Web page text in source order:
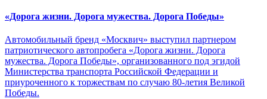
«Дорога жизни. Дорога мужества. Дорога Победы»
Автомобильный бренд «Москвич» выступил партнером
патриотического автопробега «Дорога жизни. Дорога
мужества. Дорога Победы», организованного под эгидой
Министерства транспорта Российской Федерации и
приуроченного к торжествам по случаю 80-летия Великой
Победы.